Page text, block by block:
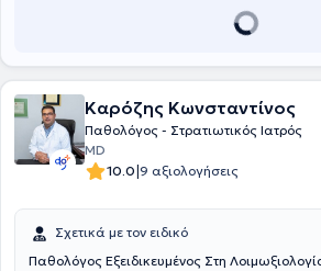
Καρόζης Κωνσταντίνος
Παθολόγος - Στρατιωτικός Ιατρός
MD
10.0|9 αξιολογήσεις
Σχετικά με τον ειδικό
Παθολόγος Εξειδικευμένος Στη